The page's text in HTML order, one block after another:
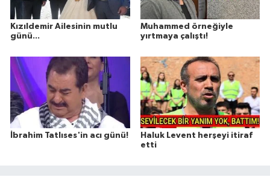
Kızıldemir Ailesinin mutlu
günü...
Muhammed örneğiyle
yırtmaya çalıştı!
İbrahim Tatlıses'in acı günü!
Haluk Levent herşeyi itiraf
etti